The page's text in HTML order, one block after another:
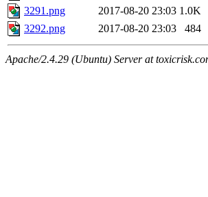
3291.png
2017-08-20 23:03 1.0K
3292.png
2017-08-20 23:03 484
Apache/2.4.29 (Ubuntu) Server at